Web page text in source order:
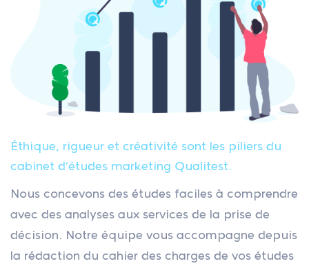
Éthique, rigueur et créativité sont les piliers du
cabinet d’études marketing Qualitest.
Nous concevons des études faciles à comprendre
avec des analyses aux services de la prise de
décision. Notre équipe vous accompagne depuis
la rédaction du cahier des charges de vos études